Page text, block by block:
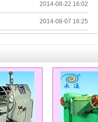
2014-08-22 16:02
2014-08-07 16:25